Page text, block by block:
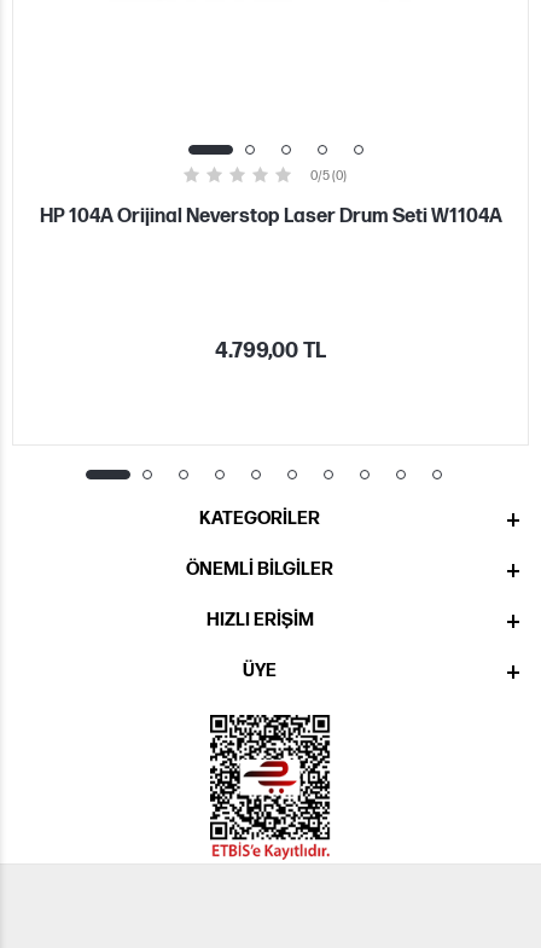
0/5 (0)
HP 104A Orijinal Neverstop Laser Drum Seti W1104A
4.799,00 TL
KATEGORILER
ÖNEMLI BILGILER
HIZLI ERIŞIM
ÜYE